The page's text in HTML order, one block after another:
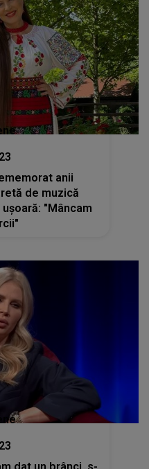
anii
de muzică
"Mâncam